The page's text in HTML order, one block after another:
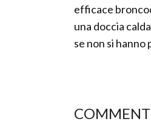
efficace
una doccia
se non si hanno